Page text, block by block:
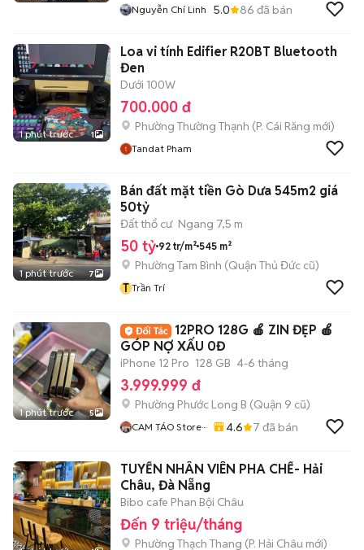
Nguyễn Chí Linh 5.0 86 đã bán
1 phút trước 1
Loa vi tính Edifier R20BT Bluetooth
Đen
Dưới 100W
700.000 đ
Phường Thường Thạnh (P. Cái Răng mới)
Tandat Pham
1 phút trước 7
Bán đất mặt tiền Gò Dưa 545m2 giá
50tỷ
Đất thổ cư Ngang 7,5 m
50 tỷ 92 tr/m² 545 m²
Phường Tam Bình (Quận Thủ Đức cũ)
T Trần Trí
1 phút trước 5
12PRO 128G 🍎 ZIN ĐẸP 🍎
GÓP NỢ XẤU 0Đ
iPhone 12 Pro 128 GB 4-6 tháng
3.999.999 đ
Phường Phước Long B (Quận 9 cũ)
CAM TÁO Store··· 4.6 7 đã bán
TUYỂN NHÂN VIÊN PHA CHẾ- Hải
Châu, Đà Nẵng
Bibo cafe Phan Bội Châu
Đến 9 triệu/tháng
Phường Thạch Thang (P. Hải Châu mới)